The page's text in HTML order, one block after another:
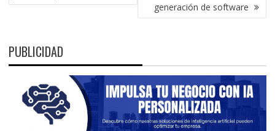
generación de software
PUBLICIDAD